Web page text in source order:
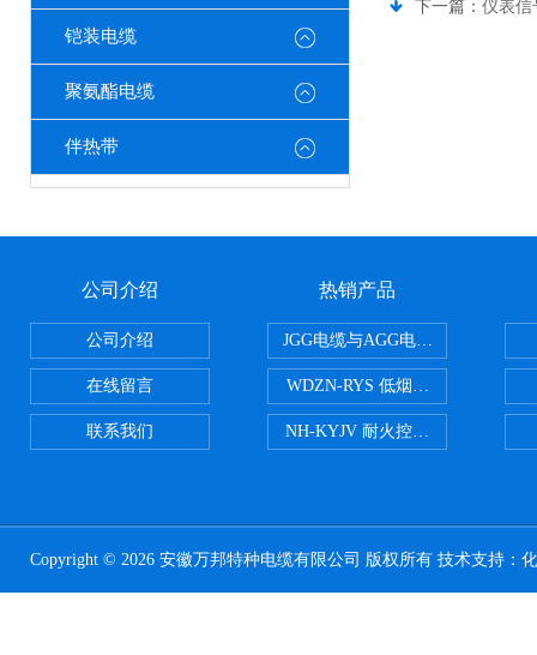
铠装电缆
聚氨酯电缆
伴热带
下一篇： 仪表信
公司介绍
公司介绍
在线留言
联系我们
热销产品
JGG电缆与AGG电缆有什么区别
WDZN-RYS 低烟无卤耐火双绞线
NH-KYJV 耐火控制电缆
Copyright © 2026 安徽万邦特种电缆有限公司 版权所有 技术支持：